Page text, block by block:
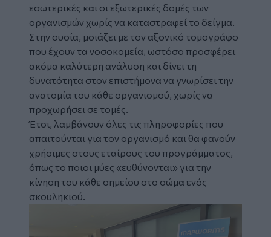
εσωτερικές και οι εξωτερικές δομές των
οργανισμών χωρίς να καταστραφεί το δείγμα.
Στην ουσία, μοιάζει με τον αξονικό τομογράφο
που έχουν τα νοσοκομεία, ωστόσο προσφέρει
ακόμα καλύτερη ανάλυση και δίνει τη
δυνατότητα στον επιστήμονα να γνωρίσει την
ανατομία του κάθε οργανισμού, χωρίς να
προχωρήσει σε τομές.
Έτσι, λαμβάνουν όλες τις πληροφορίες που
απαιτούνται για τον οργανισμό και θα φανούν
χρήσιμες στους εταίρους του προγράμματος,
όπως το ποιοι μύες «ευθύνονται» για την
κίνηση του κάθε σημείου στο σώμα ενός
σκουληκιού.